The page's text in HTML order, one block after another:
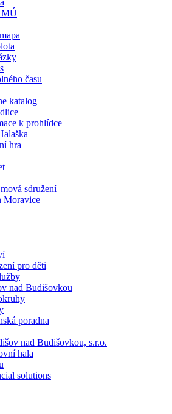
MÚ
času
katalog
k prohlídce
hra
sdružení
Moravice
pro děti
nad Budišovkou
poradna
nad Budišovkou, s.r.o.
hala
solutions